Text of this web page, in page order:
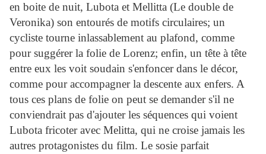
en boite de nuit, Lubota et Mellitta (Le double de
Veronika) son entourés de motifs circulaires; un
cycliste tourne inlassablement au plafond, comme
pour suggérer la folie de Lorenz; enfin, un tête à tête
entre eux les voit soudain s'enfoncer dans le décor,
comme pour accompagner la descente aux enfers. A
tous ces plans de folie on peut se demander s'il ne
conviendrait pas d'ajouter les séquences qui voient
Lubota fricoter avec Melitta, qui ne croise jamais les
autres protagonistes du film. Le sosie parfait